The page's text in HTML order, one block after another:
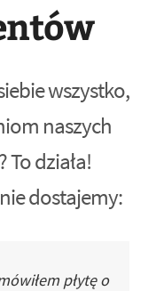
wszystko,
naszych
To działa!
dostajemy:
płytę o